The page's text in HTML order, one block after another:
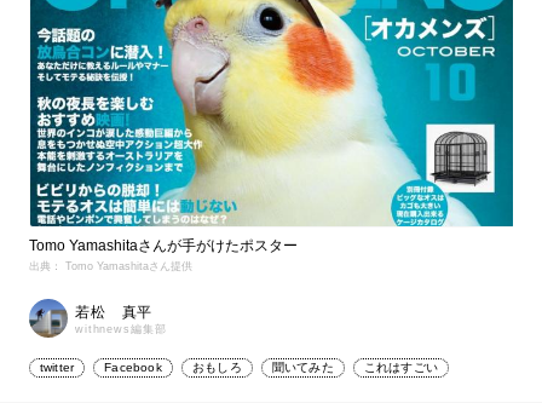
Tomo Yamashitaさんが手がけたポスター
出典： Tomo Yamashitaさん提供
若松 真平
withnews編集部
twitter Facebook おもしろ 聞いてみた これはすごい